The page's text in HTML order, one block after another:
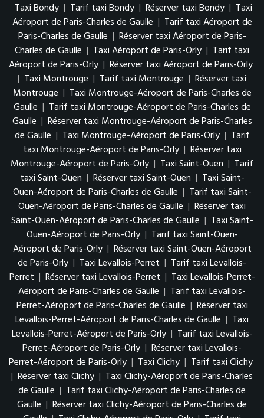
Taxi Bondy | Tarif taxi Bondy | Réserver taxi Bondy | Taxi
Aéroport de Paris-Charles de Gaulle | Tarif taxi Aéroport de
Paris-Charles de Gaulle | Réserver taxi Aéroport de Paris-
Charles de Gaulle | Taxi Aéroport de Paris-Orly | Tarif taxi
Aéroport de Paris-Orly | Réserver taxi Aéroport de Paris-Orly
| Taxi Montrouge | Tarif taxi Montrouge | Réserver taxi
Montrouge | Taxi Montrouge-Aéroport de Paris-Charles de
Gaulle | Tarif taxi Montrouge-Aéroport de Paris-Charles de
Gaulle | Réserver taxi Montrouge-Aéroport de Paris-Charles
de Gaulle | Taxi Montrouge-Aéroport de Paris-Orly | Tarif
taxi Montrouge-Aéroport de Paris-Orly | Réserver taxi
Montrouge-Aéroport de Paris-Orly | Taxi Saint-Ouen | Tarif
taxi Saint-Ouen | Réserver taxi Saint-Ouen | Taxi Saint-
Ouen-Aéroport de Paris-Charles de Gaulle | Tarif taxi Saint-
Ouen-Aéroport de Paris-Charles de Gaulle | Réserver taxi
Saint-Ouen-Aéroport de Paris-Charles de Gaulle | Taxi Saint-
Ouen-Aéroport de Paris-Orly | Tarif taxi Saint-Ouen-
Aéroport de Paris-Orly | Réserver taxi Saint-Ouen-Aéroport
de Paris-Orly | Taxi Levallois-Perret | Tarif taxi Levallois-
Perret | Réserver taxi Levallois-Perret | Taxi Levallois-Perret-
Aéroport de Paris-Charles de Gaulle | Tarif taxi Levallois-
Perret-Aéroport de Paris-Charles de Gaulle | Réserver taxi
Levallois-Perret-Aéroport de Paris-Charles de Gaulle | Taxi
Levallois-Perret-Aéroport de Paris-Orly | Tarif taxi Levallois-
Perret-Aéroport de Paris-Orly | Réserver taxi Levallois-
Perret-Aéroport de Paris-Orly | Taxi Clichy | Tarif taxi Clichy
| Réserver taxi Clichy | Taxi Clichy-Aéroport de Paris-Charles
de Gaulle | Tarif taxi Clichy-Aéroport de Paris-Charles de
Gaulle | Réserver taxi Clichy-Aéroport de Paris-Charles de